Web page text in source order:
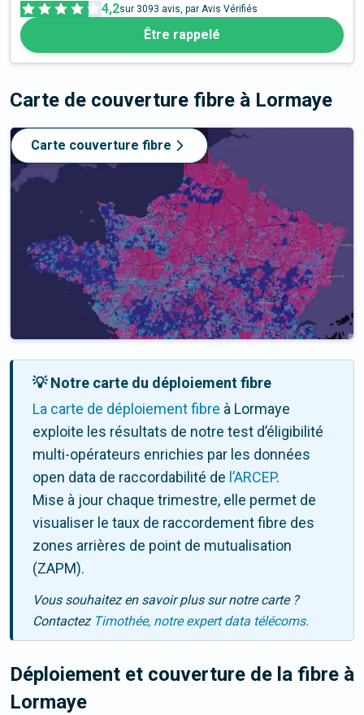
4,2sur 3093 avis, par Avis Vérifiés
Être rappelé
Carte de couverture fibre à Lormaye
Carte couverture fibre
💡 Notre carte du déploiement fibre
La carte de déploiement fibre à Lormaye
exploite les résultats de notre test d’éligibilité
multi-opérateurs enrichies par les données
open data de raccordabilité de l’ARCEP.
Mise à jour chaque trimestre, elle permet de
visualiser le taux de raccordement fibre des
zones arrières de point de mutualisation
(ZAPM).
Vous souhaitez en savoir plus sur notre carte ?
Contactez Timothée, notre expert data télécoms.
Déploiement et couverture de la fibre à
Lormaye